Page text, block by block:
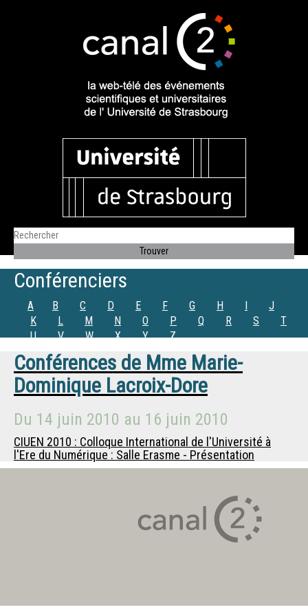
Conférenciers
A B C D E F G H I
J
K
L M N O P Q R S
T
U
V W X Y Z
Conférences de Mme Marie-
Dominique Lacroix-Dore
Du 14 juin 2010 au 16 juin 2010
CIUEN 2010 : Colloque International de l'Université à
l'Ere du Numérique : Salle Erasme - Présentation